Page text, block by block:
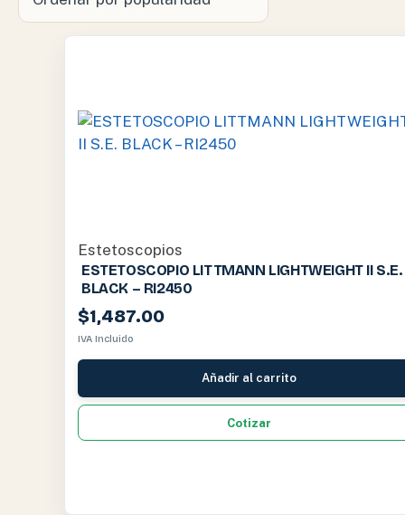
Estetoscopios
ESTETOSCOPIO LITTMANN LIGHTWEIGHT II S.E.
BLACK – RI2450
$1,487.00
IVA Incluido
Añadir al carrito
Cotizar